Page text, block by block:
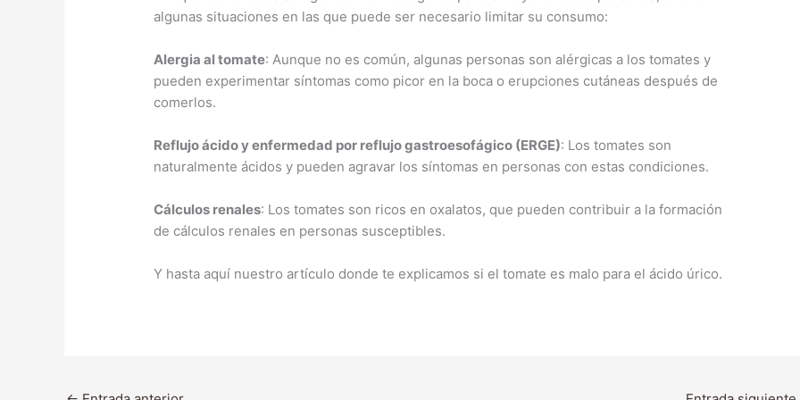
algunas situaciones en las que puede ser necesario limitar su consumo:
Alergia al tomate: Aunque no es común, algunas personas son alérgicas a los tomates y
pueden experimentar síntomas como picor en la boca o erupciones cutáneas después de
comerlos.
Reflujo ácido y enfermedad por reflujo gastroesofágico (ERGE): Los tomates son
naturalmente ácidos y pueden agravar los síntomas en personas con estas condiciones.
Cálculos renales: Los tomates son ricos en oxalatos, que pueden contribuir a la formación
de cálculos renales en personas susceptibles.
Y hasta aquí nuestro artículo donde te explicamos si el tomate es malo para el ácido úrico.